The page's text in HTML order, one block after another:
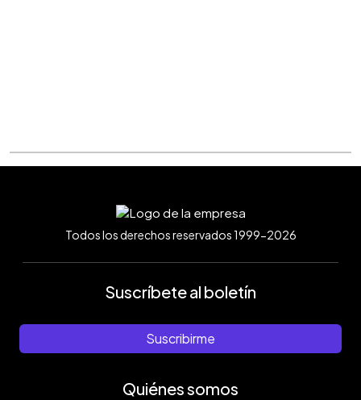
Todos los derechos reservados 1999-2026
Suscríbete al boletín
Suscribirme
Quiénes somos